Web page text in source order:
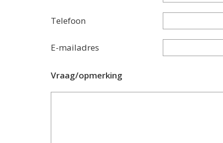
Telefoon
E-mailadres
Vraag/opmerking